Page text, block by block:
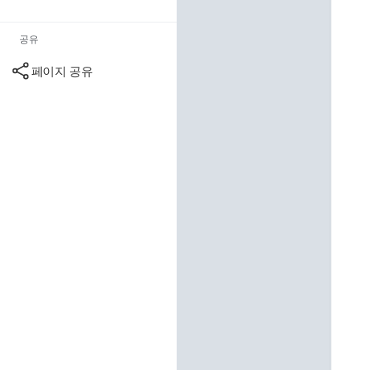
공유
페이지 공유